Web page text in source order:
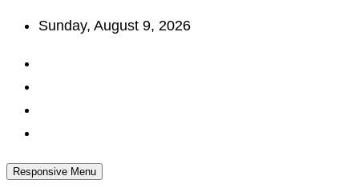
Skip
content
Sunday, August 9, 2026
Responsive Menu